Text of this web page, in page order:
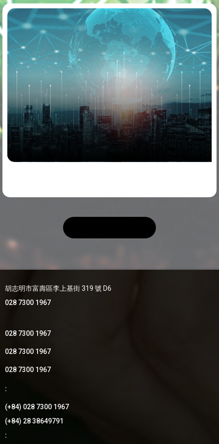
胡志明市富壽區李上基街 319 號 D6
028 7300 1967
028 7300 1967
028 7300 1967
028 7300 1967
:
(+84) 028 7300 1967
(+84) 28 38649791
: